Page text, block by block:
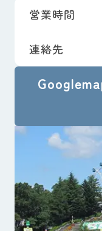
営業時間
連絡先